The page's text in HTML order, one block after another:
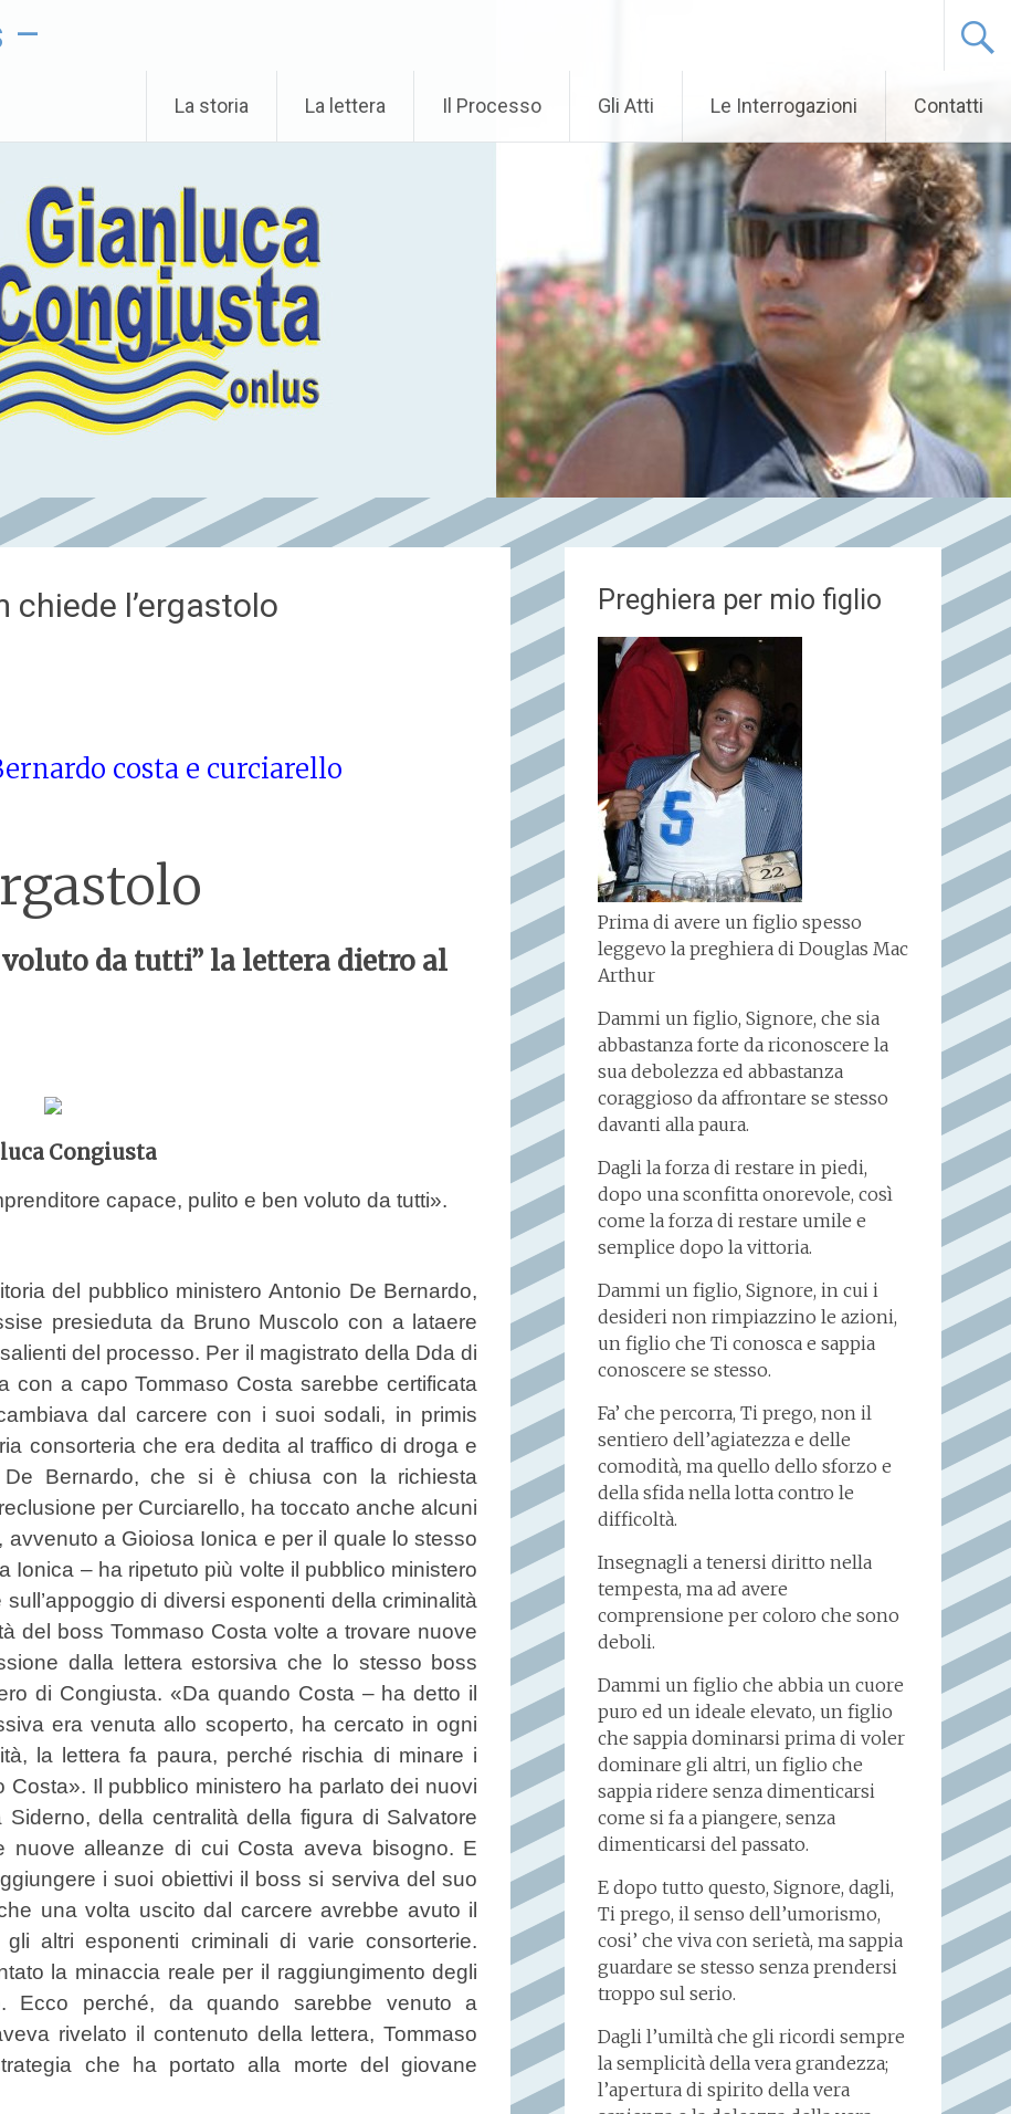
–
La storia La lettera Il Processo Gli Atti Le Interrogazioni Contatti
chiede l’ergastolo
costa e curciarello
da tutti” la lettera dietro al
Congiusta
capace, pulito e ben voluto da tutti».
del pubblico ministero Antonio De Bernardo,
presieduta da Bruno Muscolo con a lataere
del processo. Per il magistrato della Dda di
con a capo Tommaso Costa sarebbe certificata
dal carcere con i suoi sodali, in primis
consorteria che era dedita al traffico di droga e
De Bernardo, che si è chiusa con la richiesta
per Curciarello, ha toccato anche alcuni
avvenuto a Gioiosa Ionica e per il quale lo stesso
Ionica – ha ripetuto più volte il pubblico ministero
di diversi esponenti della criminalità
del boss Tommaso Costa volte a trovare nuove
dalla lettera estorsiva che lo stesso boss
di Congiusta. «Da quando Costa – ha detto il
era venuta allo scoperto, ha cercato in ogni
la lettera fa paura, perché rischia di minare i
Costa». Il pubblico ministero ha parlato dei nuovi
della centralità della figura di Salvatore
nuove alleanze di cui Costa aveva bisogno. E
i suoi obiettivi il boss si serviva del suo
una volta uscito dal carcere avrebbe avuto il
altri esponenti criminali di varie consorterie.
la minaccia reale per il raggiungimento degli
perché, da quando sarebbe venuto a
rivelato il contenuto della lettera, Tommaso
che ha portato alla morte del giovane
Preghiera per mio figlio
Prima di avere un figlio spesso
leggevo la preghiera di Douglas Mac
Arthur
Dammi un figlio, Signore, che sia
abbastanza forte da riconoscere la
sua debolezza ed abbastanza
coraggioso da affrontare se stesso
davanti alla paura.
Dagli la forza di restare in piedi,
dopo una sconfitta onorevole, così
come la forza di restare umile e
semplice dopo la vittoria.
Dammi un figlio, Signore, in cui i
desideri non rimpiazzino le azioni,
un figlio che Ti conosca e sappia
conoscere se stesso.
Fa’ che percorra, Ti prego, non il
sentiero dell’agiatezza e delle
comodità, ma quello dello sforzo e
della sfida nella lotta contro le
difficoltà.
Insegnagli a tenersi diritto nella
tempesta, ma ad avere
comprensione per coloro che sono
deboli.
Dammi un figlio che abbia un cuore
puro ed un ideale elevato, un figlio
che sappia dominarsi prima di voler
dominare gli altri, un figlio che
sappia ridere senza dimenticarsi
come si fa a piangere, senza
dimenticarsi del passato.
E dopo tutto questo, Signore, dagli,
Ti prego, il senso dell’umorismo,
cosi’ che viva con serietà, ma sappia
guardare se stesso senza prendersi
troppo sul serio.
Dagli l’umiltà che gli ricordi sempre
la semplicità della vera grandezza;
l’apertura di spirito della vera